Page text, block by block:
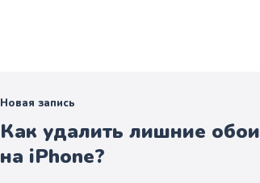
Новая запись
Как удалить лишние обои
на iPhone?